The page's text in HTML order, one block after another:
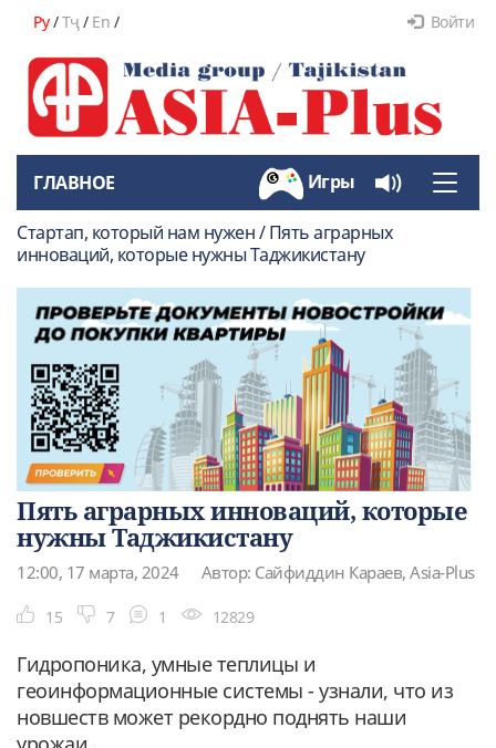
Ру/Тҷ/ En / Войти
Toggle
ГЛАВНОЕ Игры
Стартап, который нам нужен / Пять аграрных
инноваций, которые нужны Таджикистану
Пять аграрных инноваций, которые
нужны Таджикистану
12:00, 17 марта, 2024 Автор: Сайфиддин Караев, Asia-Plus
15 7 1 12829
Гидропоника, умные теплицы и
геоинформационные системы - узнали, что из
новшеств может рекордно поднять наши